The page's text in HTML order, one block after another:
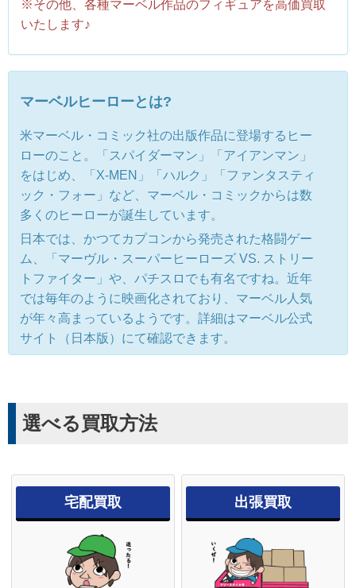
※その他、各種マーベル作品のフィギュアを高価買取
いたします♪
マーベルヒーローとは?
米マーベル・コミック社の出版作品に登場するヒー
ローのこと。「スパイダーマン」「アイアンマン」
をはじめ、「X-MEN」「ハルク」「ファンタスティ
ック・フォー」など、マーベル・コミックからは数
多くのヒーローが誕生しています。
日本では、かつてカプコンから発売された格闘ゲー
ム、「マーヴル・スーパーヒーローズ VS. ストリー
トファイター」や、パチスロでも有名ですね。近年
では毎年のように映画化されており、マーベル人気
が年々高まっているようです。詳細はマーベル公式
サイト（日本版）にて確認できます。
選べる買取方法
宅配買取 出張買取